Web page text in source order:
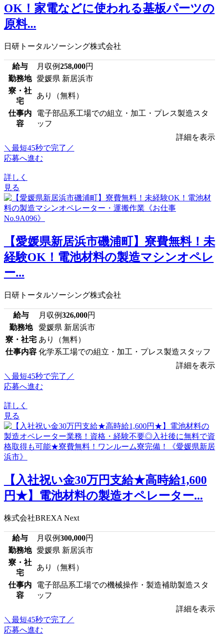
OK！家電などに使われる基板パーツの
原料...
日研トータルソーシング株式会社
給与 月収例258,000円
勤務地 愛媛県 新居浜市
寮・社
宅
あり（無料）
仕事内
容
電子部品系工場での組立・加工・プレス製造スタ
ッフ
詳細を表示
＼最短45秒で完了／
応募へ進む
詳しく
見る
【愛媛県新居浜市磯浦町】寮費無料！未
経験OK！電池材料の製造マシンオペレ
ー...
日研トータルソーシング株式会社
給与 月収例326,000円
勤務地
愛媛県 新居浜市
寮・社宅 あり（無料）
仕事内容 化学系工場での組立・加工・プレス製造スタッフ
詳細を表示
＼最短45秒で完了／
応募へ進む
詳しく
見る
【入社祝い金30万円支給★高時給1,600
円★】電池材料の製造オペレーター...
株式会社BREXA Next
給与 月収例300,000円
勤務地 愛媛県 新居浜市
寮・社
宅
あり（無料）
仕事内
容
電子部品系工場での機械操作・製造補助製造スタ
ッフ
詳細を表示
＼最短45秒で完了／
応募へ進む